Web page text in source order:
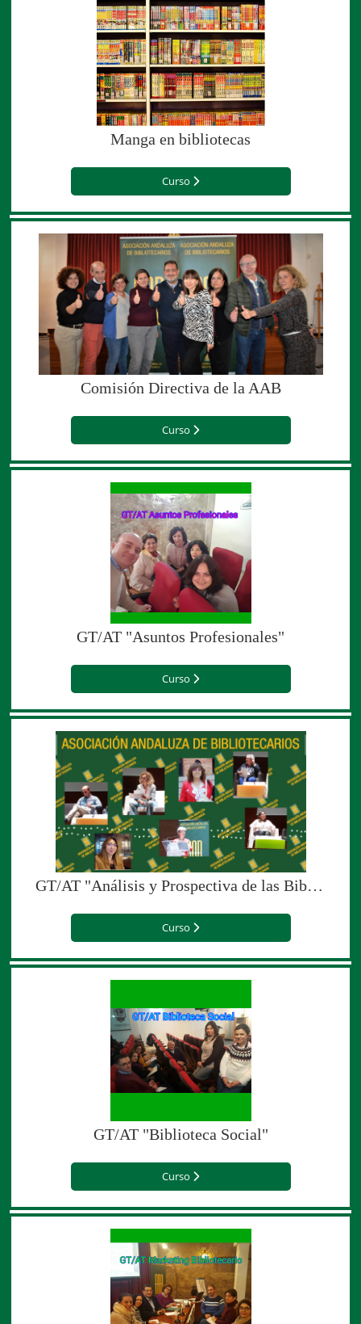
Manga en bibliotecas
Curso
Comisión Directiva de la AAB
Curso
GT/AT "Asuntos Profesionales"
Curso
GT/AT "Análisis y Prospectiva de las Bibliotecas en Andalucía"
Curso
GT/AT "Biblioteca Social"
Curso